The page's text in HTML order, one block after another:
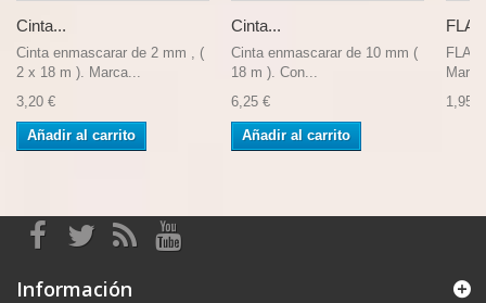
Cinta...
Cinta enmascarar de 2 mm , (
2 x 18 m ). Marca...
3,20 €
Añadir al carrito
Cinta...
Cinta enmascarar de 10 mm (
18 m ). Con...
6,25 €
Añadir al carrito
FLAT
1,95 €
Información